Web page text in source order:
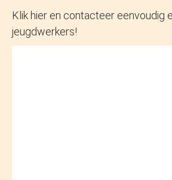
Klik hier en contacteer eenvoudig
jeugdwerkers!